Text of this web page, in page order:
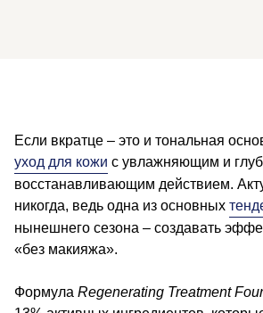
Если вкратце – это и тональная
уход для кожи с увлажняющим и
восстанавливающим действием.
никогда, ведь одна из основных
нынешнего сезона – создавать
«без макияжа».
Формула Regenerating Treatment